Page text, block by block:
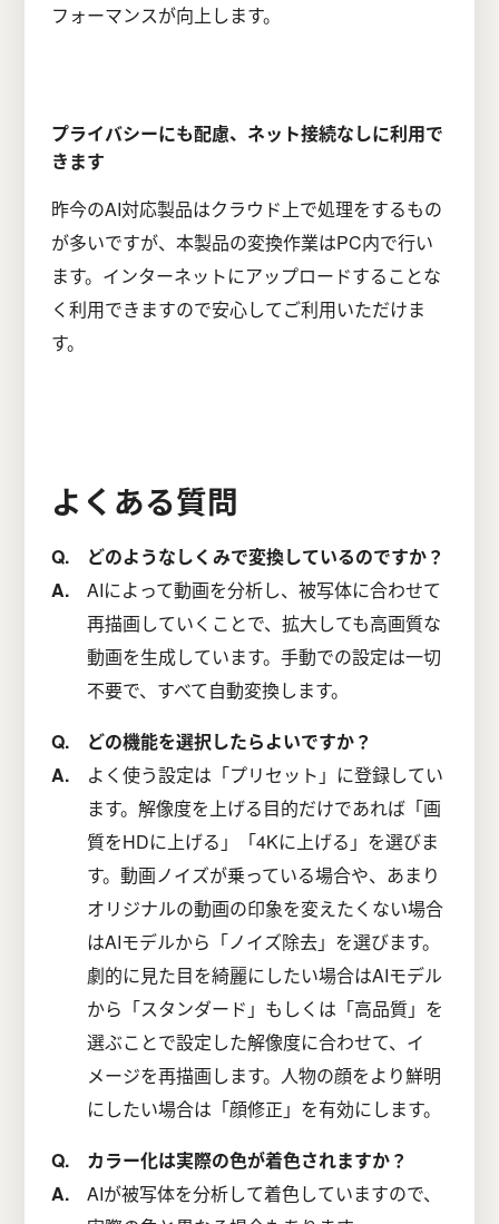
フォーマンスが向上します。
プライバシーにも配慮、ネット接続なしに利用で
きます
昨今のAI対応製品はクラウド上で処理をするもの
が多いですが、本製品の変換作業はPC内で行い
ます。インターネットにアップロードすることな
く利用できますので安心してご利用いただけま
す。
よくある質問
どのようなしくみで変換しているのですか？
AIによって動画を分析し、被写体に合わせて
再描画していくことで、拡大しても高画質な
動画を生成しています。手動での設定は一切
不要で、すべて自動変換します。
どの機能を選択したらよいですか？
よく使う設定は「プリセット」に登録してい
ます。解像度を上げる目的だけであれば「画
質をHDに上げる」「4Kに上げる」を選びま
す。動画ノイズが乗っている場合や、あまり
オリジナルの動画の印象を変えたくない場合
はAIモデルから「ノイズ除去」を選びます。
劇的に見た目を綺麗にしたい場合はAIモデル
から「スタンダード」もしくは「高品質」を
選ぶことで設定した解像度に合わせて、イ
メージを再描画します。人物の顔をより鮮明
にしたい場合は「顔修正」を有効にします。
カラー化は実際の色が着色されますか？
AIが被写体を分析して着色していますので、